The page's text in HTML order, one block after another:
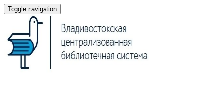
Toggle navigation